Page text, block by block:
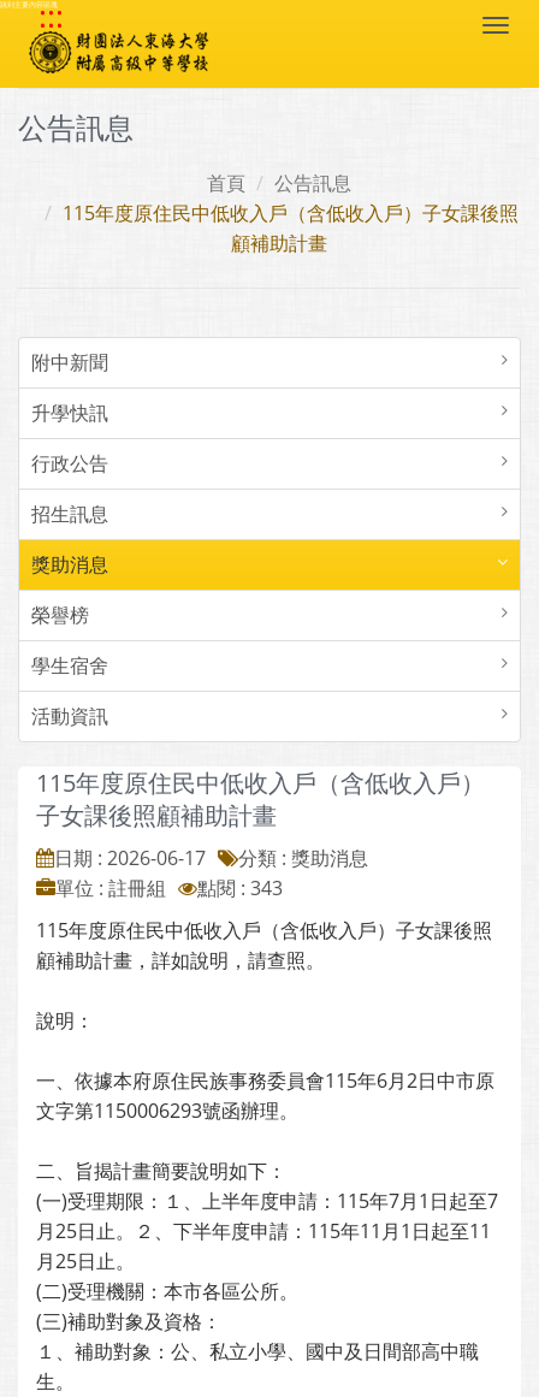
跳到主要內容區塊
:::
公告訊息
首頁
公告訊息
115年度原住民中低收入戶（含低收入戶）子女課後照
顧補助計畫
附中新聞
升學快訊
行政公告
招生訊息
獎助消息
榮譽榜
學生宿舍
活動資訊
115年度原住民中低收入戶（含低收入戶）
子女課後照顧補助計畫
日期 : 2026-06-17
分類 : 獎助消息
單位 : 註冊組
點閱 : 343
115年度原住民中低收入戶（含低收入戶）子女課後照
顧補助計畫，詳如說明，請查照。
說明：
一、依據本府原住民族事務委員會115年6月2日中市原
文字第1150006293號函辦理。
二、旨揭計畫簡要說明如下：
(一)受理期限：１、上半年度申請：115年7月1日起至7
月25日止。２、下半年度申請：115年11月1日起至11
月25日止。
(二)受理機關：本市各區公所。
(三)補助對象及資格：
１、補助對象：公、私立小學、國中及日間部高中職
生。